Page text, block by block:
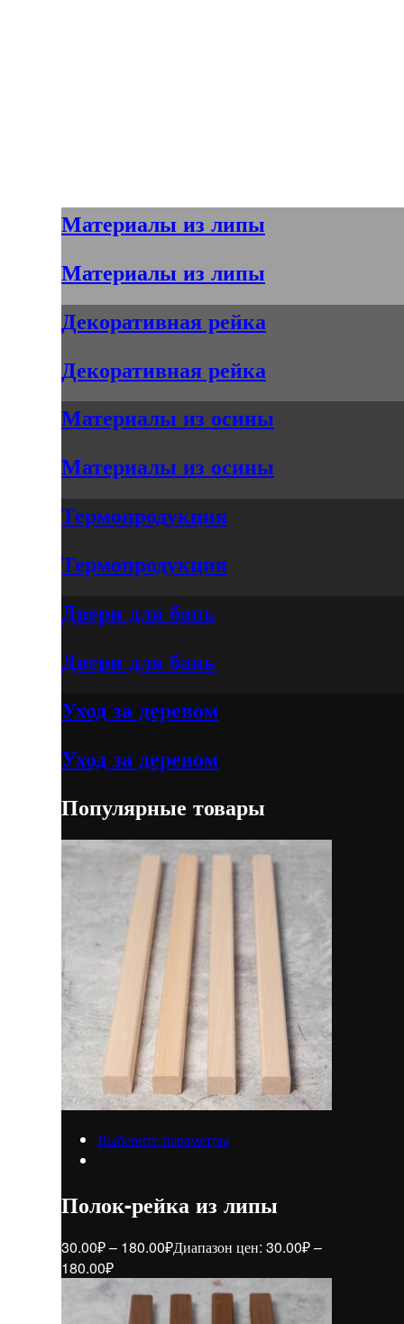
Материалы из липы
Материалы из липы
Декоративная рейка
Декоративная рейка
Материалы из осины
Материалы из осины
Термопродукция
Термопродукция
Двери для бань
Двери для бань
Уход за деревом
Уход за деревом
Популярные товары
Выберите параметры
Полок-рейка из липы
30.00₽– 180.00₽Диапазон цен: 30.00₽ –
180.00₽